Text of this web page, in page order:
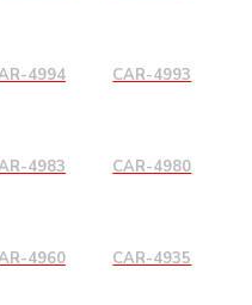
4994 CAR-4993
4983 CAR-4980
4960 CAR-4935